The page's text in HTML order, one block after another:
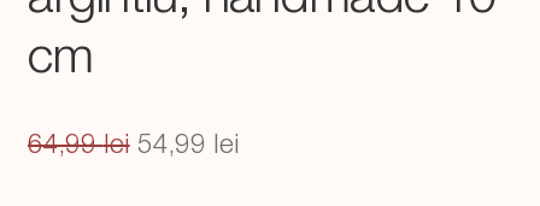
cm
64,99lei Prețul
54,99 lei